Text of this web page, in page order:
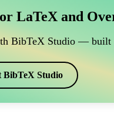
som kobles til
kobles til Overleaf?”
i Overleaf, kan
hvis du ser etter en
LaTeX and
BibTeX Studio — built
BibTeX Studio